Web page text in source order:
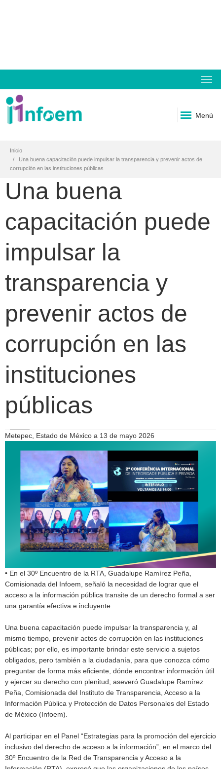
Menú
Inicio
Una buena capacitación puede impulsar la transparencia y prevenir actos de
corrupción en las instituciones públicas
Una buena
capacitación puede
impulsar la
transparencia y
prevenir actos de
corrupción en las
instituciones
públicas
Metepec, Estado de México a 13 de mayo 2026
• En el 30º Encuentro de la RTA, Guadalupe Ramírez Peña,
Comisionada del Infoem, señaló la necesidad de lograr que el
acceso a la información pública transite de un derecho formal a ser
una garantía efectiva e incluyente
Una buena capacitación puede impulsar la transparencia y, al
mismo tiempo, prevenir actos de corrupción en las instituciones
públicas; por ello, es importante brindar este servicio a sujetos
obligados, pero también a la ciudadanía, para que conozca cómo
preguntar de forma más eficiente, dónde encontrar información útil
y ejercer su derecho con plenitud; aseveró Guadalupe Ramírez
Peña, Comisionada del Instituto de Transparencia, Acceso a la
Información Pública y Protección de Datos Personales del Estado
de México (Infoem).
Al participar en el Panel “Estrategias para la promoción del ejercicio
inclusivo del derecho de acceso a la información”, en el marco del
30º Encuentro de la Red de Transparencia y Acceso a la